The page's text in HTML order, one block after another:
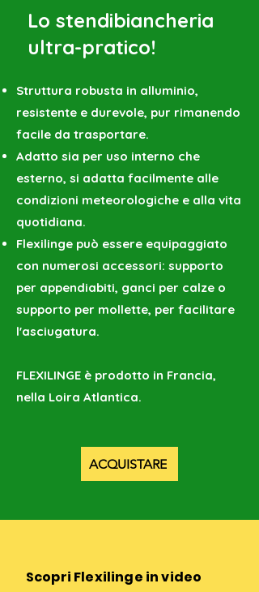
Lo stendibiancheria
ultra-pratico!
Struttura robusta in alluminio,
resistente e durevole, pur rimanendo
facile da trasportare.
Adatto sia per uso interno che
esterno, si adatta facilmente alle
condizioni meteorologiche e alla vita
quotidiana.
Flexilinge può essere equipaggiato
con numerosi accessori: supporto
per appendiabiti, ganci per calze o
supporto per mollette, per facilitare
l'asciugatura.
FLEXILINGE è prodotto in Francia,
nella Loira Atlantica.
ACQUISTARE
Scopri Flexilinge in video